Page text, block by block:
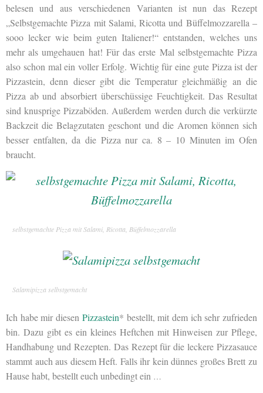
belesen und aus verschiedenen Varianten ist nun das Rezept
„Selbstgemachte Pizza mit Salami, Ricotta und Büffelmozzarella –
sooo lecker wie beim guten Italiener!“ entstanden, welches uns
mehr als umgehauen hat! Für das erste Mal selbstgemachte Pizza
also schon mal ein voller Erfolg. Wichtig für eine gute Pizza ist der
Pizzastein, denn dieser gibt die Temperatur gleichmäßig an die
Pizza ab und absorbiert überschüssige Feuchtigkeit. Das Resultat
sind knusprige Pizzaböden. Außerdem werden durch die verkürzte
Backzeit die Belagzutaten geschont und die Aromen können sich
besser entfalten, da die Pizza nur ca. 8 – 10 Minuten im Ofen
braucht.
selbstgemachte Pizza mit Salami, Ricotta, Büffelmozzarella
Salamipizza selbstgemacht
Ich habe mir diesen Pizzastein* bestellt, mit dem ich sehr zufrieden
bin. Dazu gibt es ein kleines Heftchen mit Hinweisen zur Pflege,
Handhabung und Rezepten. Das Rezept für die leckere Pizzasauce
stammt auch aus diesem Heft. Falls ihr kein dünnes großes Brett zu
Hause habt, bestellt euch unbedingt ein …